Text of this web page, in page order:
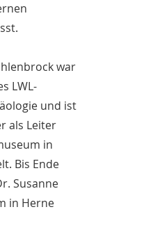
war
LWL-
und ist
als Leiter
in
Bis Ende
Susanne
in Herne